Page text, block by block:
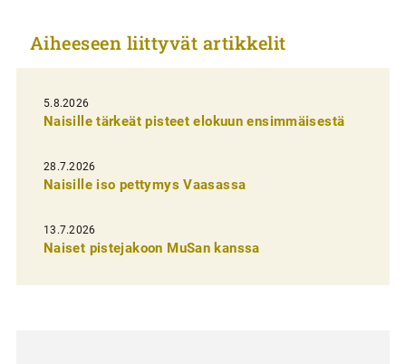
k
e
l
i
e
n
e
Aiheeseen liittyvät artikkelit
5.8.2026
Naisille tärkeät pisteet elokuun ensimmäisestä
28.7.2026
Naisille iso pettymys Vaasassa
13.7.2026
Naiset pistejakoon MuSan kanssa